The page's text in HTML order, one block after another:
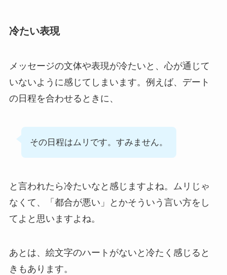
冷たい表現
メッセージの文体や表現が冷たいと、心が通じて
いないように感じてしまいます。例えば、デート
の日程を合わせるときに、
その日程はムリです。すみません。
と言われたら冷たいなと感じますよね。ムリじゃ
なくて、「都合が悪い」とかそういう言い方をし
てよと思いますよね。
あとは、絵文字のハートがないと冷たく感じると
きもあります。